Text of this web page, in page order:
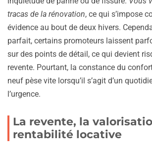
tracas de la rénovation, ce qui s’impose
évidence au bout de deux hivers.
parfait, certains promoteurs laissent
sur des points de détail, ce qui devient
revente. Pourtant, la constance du
neuf pèse vite lorsqu’il s’agit d’un
l’urgence.
La revente, la
rentabilité locative